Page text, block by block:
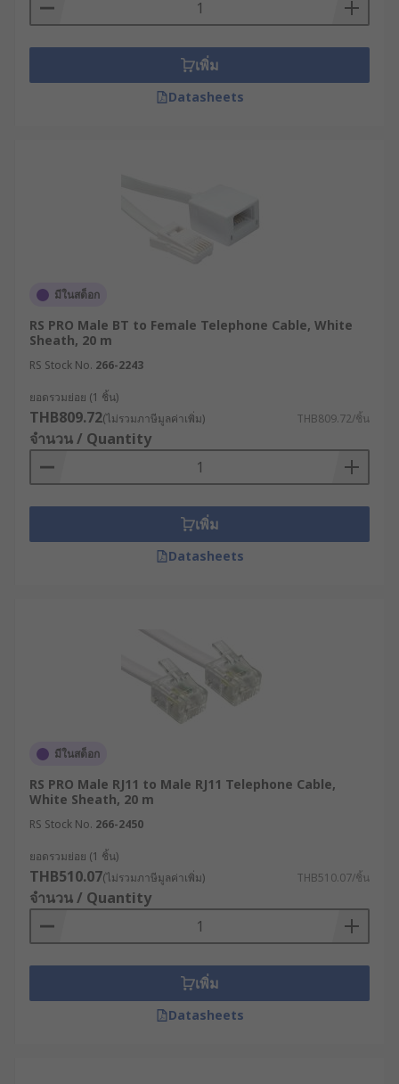
เพิ่ม
Datasheets
มีในสต็อก
RS PRO Male BT to Female Telephone Cable, White
Sheath, 20 m
RS Stock No. 266-2243
ยอดรวมย่อย (1 ชิ้น)
THB809.72(ไม่รวมภาษีมูลค่าเพิ่ม) THB809.72/ชิ้น
จำนวน / Quantity
เพิ่ม
Datasheets
มีในสต็อก
RS PRO Male RJ11 to Male RJ11 Telephone Cable,
White Sheath, 20 m
RS Stock No. 266-2450
ยอดรวมย่อย (1 ชิ้น)
THB510.07(ไม่รวมภาษีมูลค่าเพิ่ม) THB510.07/ชิ้น
จำนวน / Quantity
เพิ่ม
Datasheets